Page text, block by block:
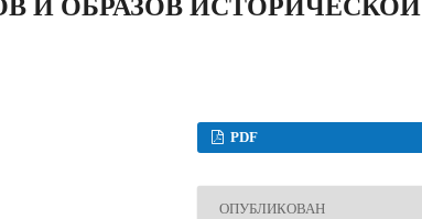
И ОБРАЗОВ ИСТОРИЧЕСКОЙ
PDF
ОПУБЛИКОВАН